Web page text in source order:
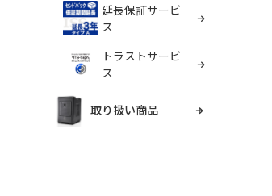
延長保証サービ
ス
トラストサービ
ス
取り扱い商品